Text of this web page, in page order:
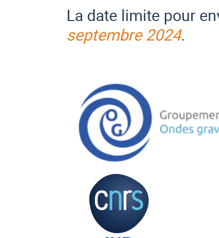
La date limite pour
septembre 2024.